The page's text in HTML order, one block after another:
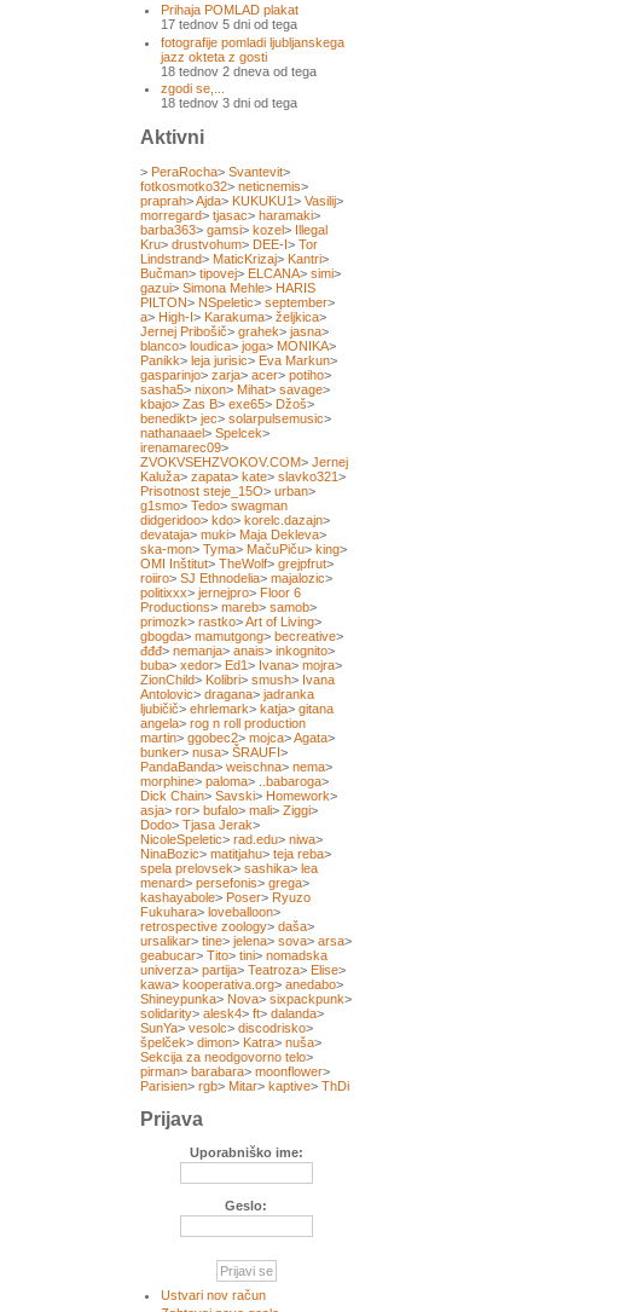
Prihaja POMLAD plakat
17 tednov 5 dni od tega
fotografije pomladi ljubljanskega
jazz okteta z gosti
18 tednov 2 dneva od tega
zgodi se,...
18 tednov 3 dni od tega
Aktivni
> PeraRocha> Svantevit>
fotkosmotko32> neticnemis>
praprah>Ajda> KUKUKU1> Vasilij>
morregard> tjasac> haramaki>
barba363> gamsi> kozel> Illegal
Kru> drustvohum> DEE-I> Tor
Lindstrand> MaticKrizaj> Kantri>
Bučman> tipovej> ELCANA> simi>
gazui> Simona Mehle> HARIS
PILTON> NSpeletic> september>
a> High-I> Karakuma> željkica>
Jernej Pribošič> grahek> jasna>
blanco> loudica> joga> MONIKA>
Panikk> leja jurisic> Eva Markun>
gasparinjo> zarja> acer> potiho>
sasha5> nixon> Mihat> savage>
kbajo> Zas B> exe65> Džoš>
benedikt> jec> solarpulsemusic>
nathanaael> Spelcek>
irenamarec09>
ZVOKVSEHZVOKOV.COM> Jernej
Kaluža> zapata> kate> slavko321>
Prisotnost steje_15O> urban>
g1smo> Tedo> swagman
didgeridoo> kdo> korelc.dazajn>
devataja> muki> Maja Dekleva>
ska-mon> Tyma> MačuPiču> king>
OMI Inštitut> TheWolf> grejpfrut>
roiiro> SJ Ethnodelia> majalozic>
politixxx> jernejpro> Floor 6
Productions> mareb> samob>
primozk> rastko>Art of Living>
gbogda> mamutgong> becreative>
đđđ> nemanja> anais> inkognito>
buba> xedor> Ed1> Ivana> mojra>
ZionChild> Kolibri> smush> Ivana
Antolovic> dragana> jadranka
ljubičič> ehrlemark> katja> gitana
angela> rog n roll production
martin> ggobec2> mojca>Agata>
bunker> nusa> ŠRAUFI>
PandaBanda> weischna> nema>
morphine> paloma> ..babaroga>
Dick Chain> Savski> Homework>
asja> ror> bufalo> mali> Ziggi>
Dodo> Tjasa Jerak>
NicoleSpeletic> rad.edu> niwa>
NinaBozic> matitjahu> teja reba>
spela prelovsek> sashika> lea
menard> persefonis> grega>
kashayabole> Poser> Ryuzo
Fukuhara> loveballoon>
retrospective zoology> daša>
ursalikar> tine> jelena> sova> arsa>
geabucar> Tito> tini> nomadska
univerza> partija> Teatroza> Elise>
kawa> kooperativa.org> anedabo>
Shineypunka> Nova> sixpackpunk>
solidarity> alesk4> ft> dalanda>
SunYa> vesolc> discodrisko>
špelček> dimon> Katra> nuša>
Sekcija za neodgovorno telo>
pirman> barabara> moonflower>
Parisien> rgb> Mitar> kaptive> ThDi
Prijava
Uporabniško ime:
Geslo:
Ustvari nov račun